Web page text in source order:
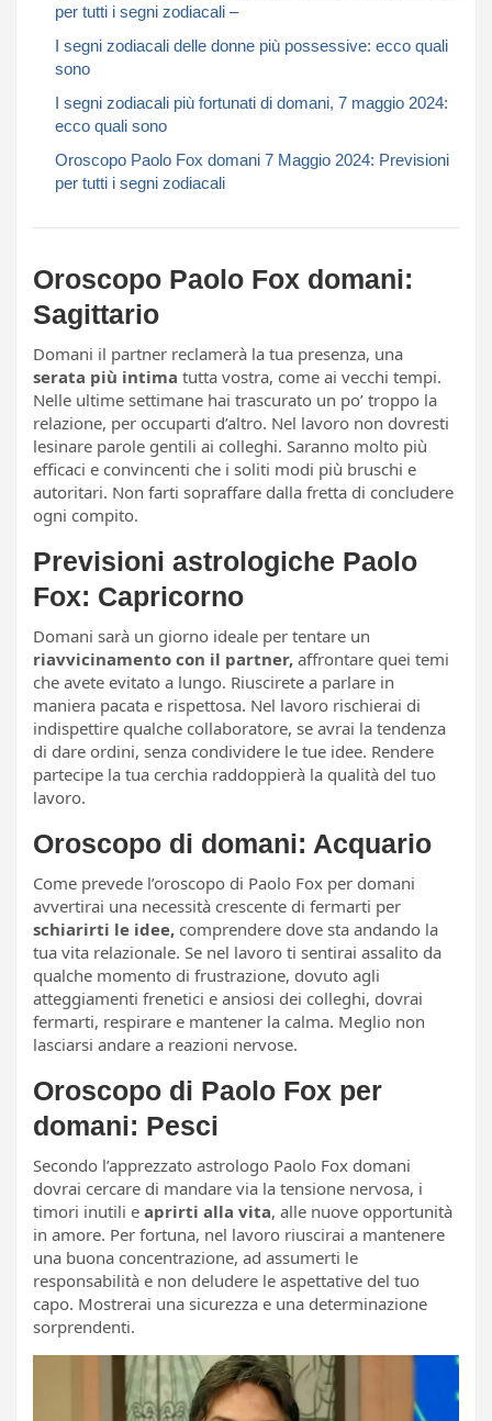
per tutti i segni zodiacali –
I segni zodiacali delle donne più possessive: ecco quali
sono
I segni zodiacali più fortunati di domani, 7 maggio 2024:
ecco quali sono
Oroscopo Paolo Fox domani 7 Maggio 2024: Previsioni
per tutti i segni zodiacali​​​​​
Oroscopo Paolo Fox domani:
Sagittario
Domani il partner reclamerà la tua presenza, una
serata più intima tutta vostra, come ai vecchi tempi.
Nelle ultime settimane hai trascurato un po’ troppo la
relazione, per occuparti d’altro. Nel lavoro non dovresti
lesinare parole gentili ai colleghi. Saranno molto più
efficaci e convincenti che i soliti modi più bruschi e
autoritari. Non farti sopraffare dalla fretta di concludere
ogni compito.
Previsioni astrologiche Paolo
Fox: Capricorno
Domani sarà un giorno ideale per tentare un
riavvicinamento con il partner, affrontare quei temi
che avete evitato a lungo. Riuscirete a parlare in
maniera pacata e rispettosa. Nel lavoro rischierai di
indispettire qualche collaboratore, se avrai la tendenza
di dare ordini, senza condividere le tue idee. Rendere
partecipe la tua cerchia raddoppierà la qualità del tuo
lavoro.
Oroscopo di domani: Acquario
Come prevede l’oroscopo di Paolo Fox per domani
avvertirai una necessità crescente di fermarti per
schiarirti le idee, comprendere dove sta andando la
tua vita relazionale. Se nel lavoro ti sentirai assalito da
qualche momento di frustrazione, dovuto agli
atteggiamenti frenetici e ansiosi dei colleghi, dovrai
fermarti, respirare e mantener la calma. Meglio non
lasciarsi andare a reazioni nervose.
Oroscopo di Paolo Fox per
domani: Pesci
Secondo l’apprezzato astrologo Paolo Fox domani
dovrai cercare di mandare via la tensione nervosa, i
timori inutili e aprirti alla vita, alle nuove opportunità
in amore. Per fortuna, nel lavoro riuscirai a mantenere
una buona concentrazione, ad assumerti le
responsabilità e non deludere le aspettative del tuo
capo. Mostrerai una sicurezza e una determinazione
sorprendenti.